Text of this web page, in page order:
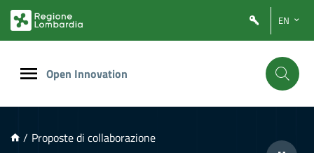
PRINCIPALE
EN
Open Innovation
/ Proposte di collaborazione